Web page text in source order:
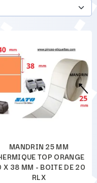
MANDRIN 25 MM
TOP ORANGE
X 38 MM - BOITE DE 20
RLX